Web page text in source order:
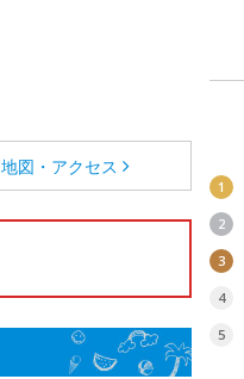
地図・アクセス
1
2
3
4
5